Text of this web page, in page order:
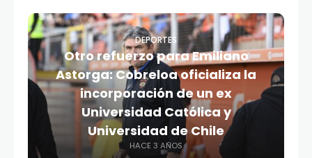
DEPORTES
Otro refuerzo para Emiliano
Astorga: Cobreloa oficializa la
incorporación de un ex
Universidad Católica y
Universidad de Chile
HACE 3 AÑOS